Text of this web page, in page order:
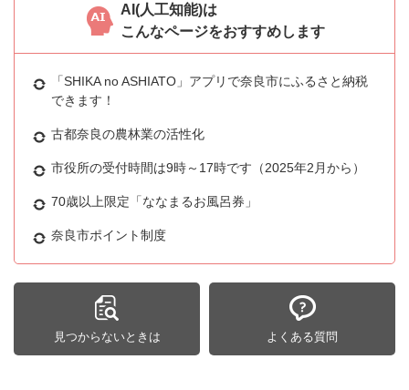
AI(人工知能)は
こんなページをおすすめします
「SHIKA no ASHIATO」アプリで奈良市にふるさと納税
できます！
古都奈良の農林業の活性化
市役所の受付時間は9時～17時です（2025年2月から）
70歳以上限定「ななまるお風呂券」
奈良市ポイント制度
見つからないときは よくある質問